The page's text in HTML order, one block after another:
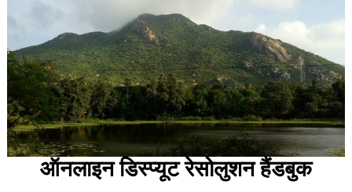
ऑनलाइन डिस्प्यूट रेसोलुशन हैंडबुक